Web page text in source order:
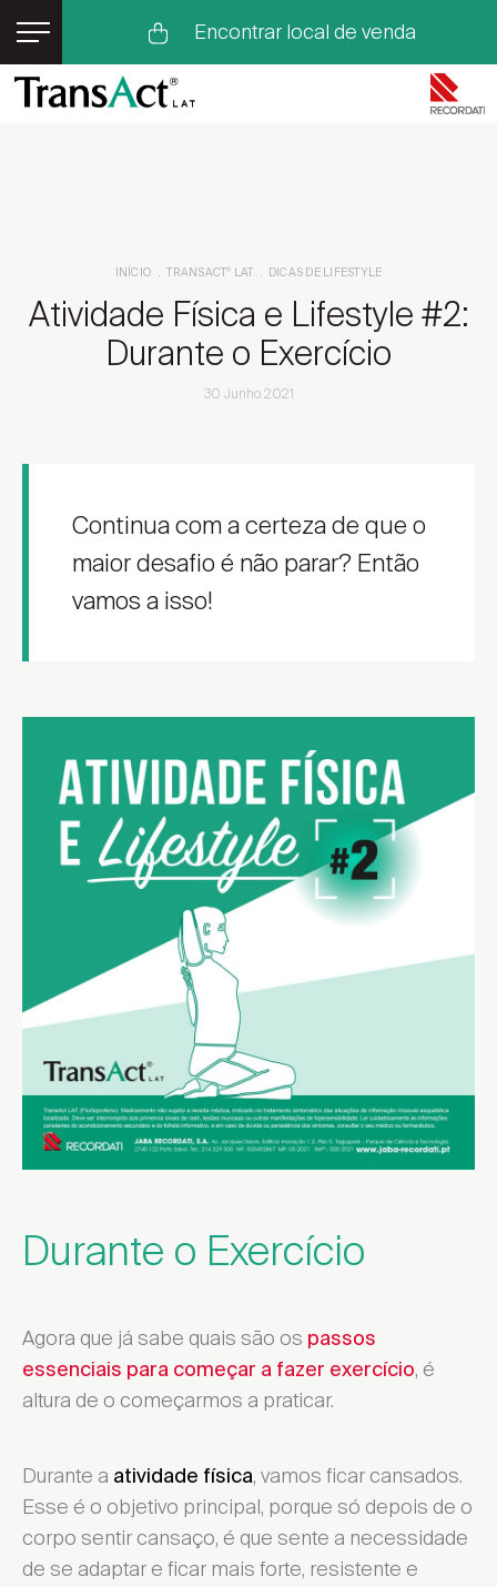
Encontrar local de venda
Os nossos Embaixadores
LAT
INÍCIO TRANSACT LAT DICAS DE LIFESTYLE
Atividade Física e Lifestyle #2:
Durante o Exercício
30 Junho 2021
Continua com a certeza de que o
maior desafio é não parar? Então
vamos a isso!
Durante o Exercício
Agora que já sabe quais são os passos
essenciais para começar a fazer exercício, é
altura de o começarmos a praticar.
Durante a atividade física, vamos ficar cansados.
Esse é o objetivo principal, porque só depois de o
corpo sentir cansaço, é que sente a necessidade
de se adaptar e ficar mais forte, resistente e